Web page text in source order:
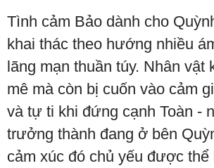
Tình cảm Bảo dành cho
khai thác theo hướng nhiều
lãng mạn thuần túy. Nhân vật
mê mà còn bị cuốn vào cảm
và tự ti khi đứng cạnh Toàn -
trưởng thành đang ở bên
cảm xúc đó chủ yếu được thể